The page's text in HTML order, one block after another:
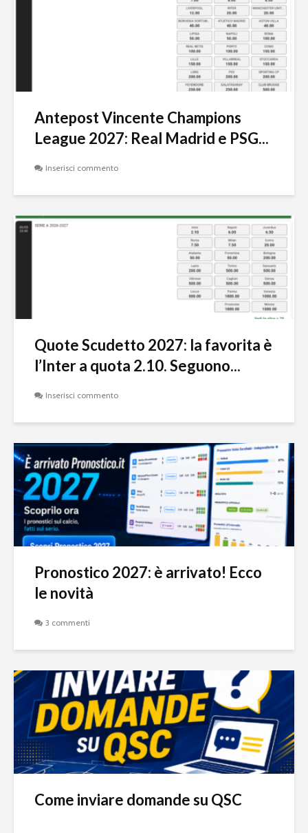
Antepost Vincente Champions
League 2027: Real Madrid e PSG...
Inserisci commento
Quote Scudetto 2027: la favorita è
l’Inter a quota 2.10. Seguono...
Inserisci commento
Pronostico 2027: è arrivato! Ecco
le novità
3 commenti
Come inviare domande su QSC